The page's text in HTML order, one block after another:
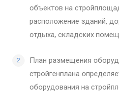
объектов на
расположение зданий,
отдыха, складских
План размещения
стройгенплана
оборудования на